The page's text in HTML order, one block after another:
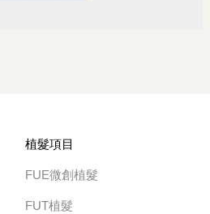
植髮項目
FUE微創植髮
FUT植髮